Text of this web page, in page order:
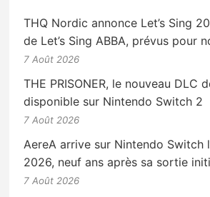
THQ Nordic annonce Let’s Sing
de Let’s Sing ABBA, prévus pour
7 Août 2026
THE PRISONER, le nouveau DLC
disponible sur Nintendo Switch 2
7 Août 2026
AereA arrive sur Nintendo Switch
2026, neuf ans après sa sortie
7 Août 2026